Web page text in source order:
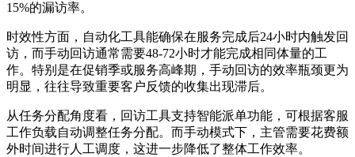
15%的漏访率。
时效性方面，自动化工具能确保在服务完成后24小时内触发回
访，而手动回访通常需要48-72小时才能完成相同体量的工
作。特别是在促销季或服务高峰期，手动回访的效率瓶颈更为
明显，往往导致重要客户反馈的收集出现滞后。
从任务分配角度看，回访工具支持智能派单功能，可根据客服
工作负载自动调整任务分配。而手动模式下，主管需要花费额
外时间进行人工调度，这进一步降低了整体工作效率。